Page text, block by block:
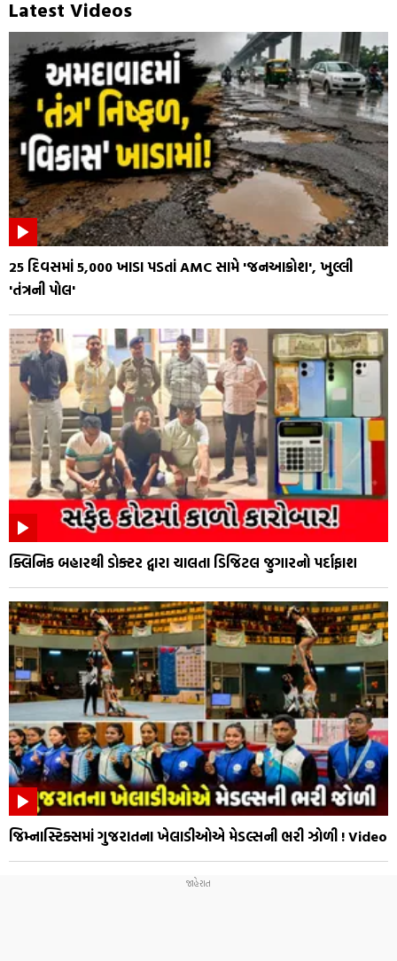
Latest Videos
25 દિવસમાં 5,000 ખાડા પડતાં AMC સામે 'જનઆક્રોશ', ખુલ્લી
'તંત્રની પોલ'
ક્લિનિક બહારથી ડોક્ટર દ્વારા ચાલતા ડિજિટલ જુગારનો પર્દાફાશ
જિમ્નાસ્ટિક્સમાં ગુજરાતના ખેલાડીઓએ મેડલ્સની ભરી ઝોળી ! Video